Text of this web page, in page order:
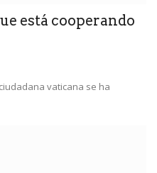
está cooperando
vaticana se ha